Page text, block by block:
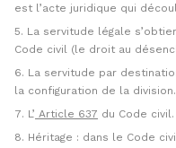
est l’acte juridique qui
La servitude légale
Code civil (le droit au
La servitude par
la configuration de la division.
L’ Article 637 du Code civil.
Héritage : dans le Code